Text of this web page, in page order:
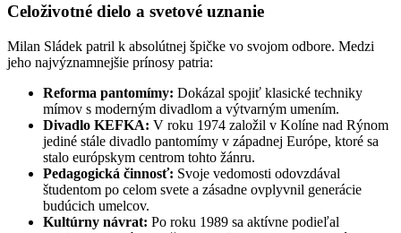
Celoživotné dielo a svetové uznanie
Milan Sládek patril k absolútnej špičke vo svojom odbore. Medzi
jeho najvýznamnejšie prínosy patria:
Reforma pantomímy: Dokázal spojiť klasické techniky
mímov s moderným divadlom a výtvarným umením.
Divadlo KEFKA: V roku 1974 založil v Kolíne nad Rýnom
jediné stále divadlo pantomímy v západnej Európe, ktoré sa
stalo európskym centrom tohto žánru.
Pedagogická činnosť: Svoje vedomosti odovzdával
študentom po celom svete a zásadne ovplyvnil generácie
budúcich umelcov.
Kultúrny návrat: Po roku 1989 sa aktívne podieľal